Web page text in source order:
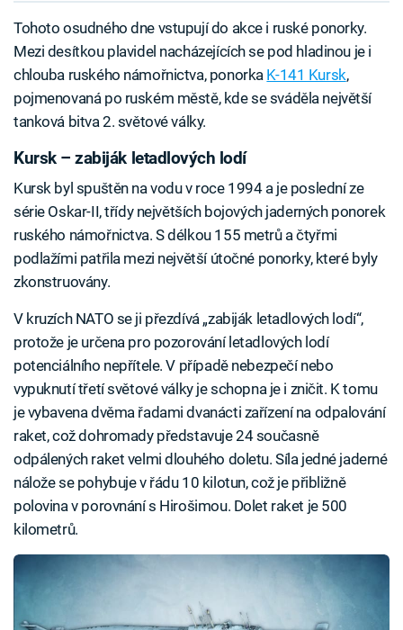
Tohoto osudného dne vstupují do akce i ruské ponorky.
Mezi desítkou plavidel nacházejících se pod hladinou je i
chlouba ruského námořnictva, ponorka K-141 Kursk,
pojmenovaná po ruském městě, kde se sváděla největší
tanková bitva 2. světové války.
Kursk – zabiják letadlových lodí
Kursk byl spuštěn na vodu v roce 1994 a je poslední ze
série Oskar-II, třídy největších bojových jaderných ponorek
ruského námořnictva. S délkou 155 metrů a čtyřmi
podlažími patřila mezi největší útočné ponorky, které byly
zkonstruovány.
V kruzích NATO se ji přezdívá „zabiják letadlových lodí“,
protože je určena pro pozorování letadlových lodí
potenciálního nepřítele. V případě nebezpečí nebo
vypuknutí třetí světové války je schopna je i zničit. K tomu
je vybavena dvěma řadami dvanácti zařízení na odpalování
raket, což dohromady představuje 24 současně
odpálených raket velmi dlouhého doletu. Síla jedné jaderné
nálože se pohybuje v řádu 10 kilotun, což je přibližně
polovina v porovnání s Hirošimou. Dolet raket je 500
kilometrů.